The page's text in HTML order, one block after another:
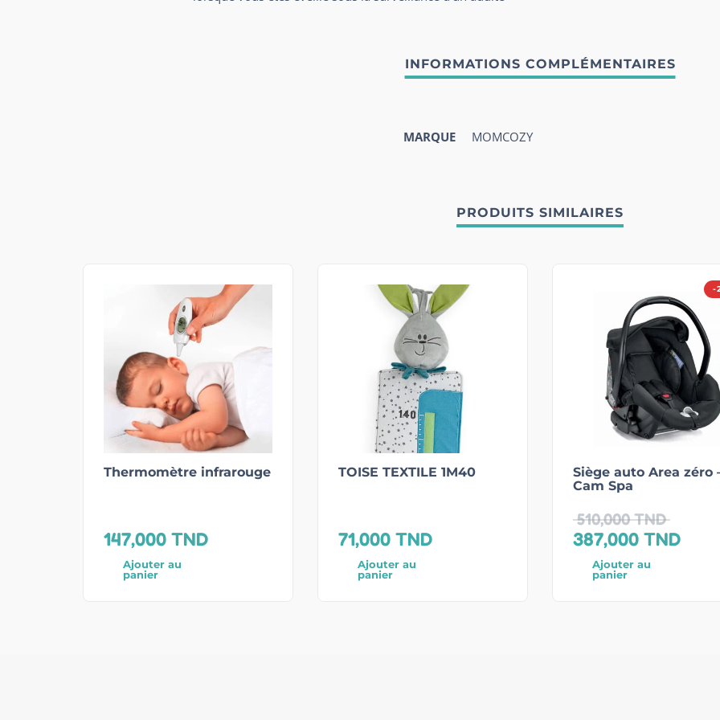
MARQUE MOMCOZY
PRODUITS SIMILAIRES
Thermomètre infrarouge
147,000 TND
Ajouter au
panier
TOISE TEXTILE 1M40
71,000 TND
Ajouter au
panier
-
Siège auto Area zéro
Cam Spa
510,000TND
387,000 TND
Ajouter au
panier